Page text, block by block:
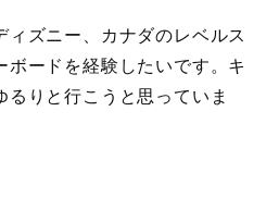
ィズニー、カナダのレベルス
ボードを経験したいです。キ
るりと行こうと思っていま